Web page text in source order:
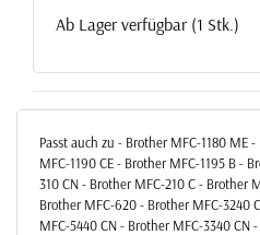
Ab Lager verfügbar (1 Stk.)
Passt auch zu - Brother MFC-1180 ME
MFC-1190 CE - Brother MFC-1195 B -
310 CN - Brother MFC-210 C - Brother
Brother MFC-620 - Brother MFC-3240
MFC-5440 CN - Brother MFC-3340 CN